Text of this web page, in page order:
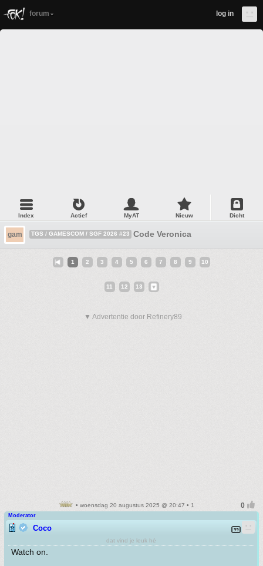
forum log in
Index Actief MyAT Nieuw Dicht
gam TGS / GAMESCOM / SGF 2026 #23 Code Veronica
1 2 3 4 5 6 7 8 9 10
11 12 13
▼ Advertentie door Refinery89
• woensdag 20 augustus 2025 @ 20:47 • 1
Moderator
Coco
dat vind je leuk hè
Watch on.